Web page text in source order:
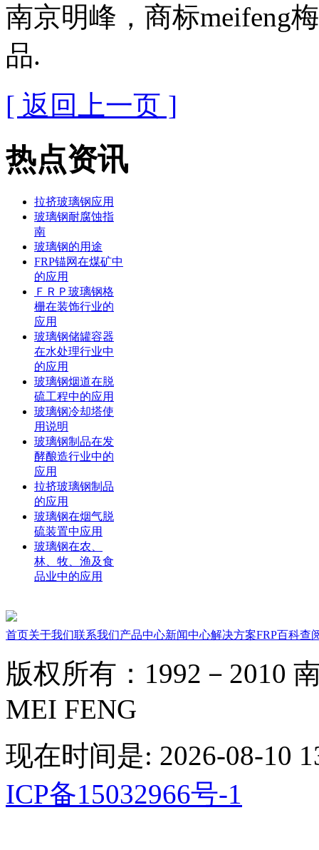
南京明峰，商标meifeng
品.
[ 返回上一页 ]
热点资讯
拉挤玻璃钢应用
玻璃钢耐腐蚀指
南
玻璃钢的用途
FRP锚网在煤矿中
的应用
ＦＲＰ玻璃钢格
栅在装饰行业的
应用
玻璃钢储罐容器
在水处理行业中
的应用
玻璃钢烟道在脱
硫工程中的应用
玻璃钢冷却塔使
用说明
玻璃钢制品在发
酵酿造行业中的
应用
拉挤玻璃钢制品
的应用
玻璃钢在烟气脱
硫装置中应用
玻璃钢在农、
林、牧、渔及食
品业中的应用
首页关于我们联系我们产品中心新闻中心解决方案FRP百科查
版权所有：1992－
MEI FENG
现在时间是: 2026-08-10
ICP备15032966号-1